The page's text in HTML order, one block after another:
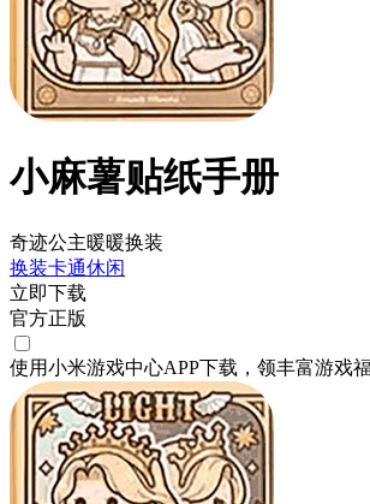
小麻薯贴纸手册
奇迹公主暖暖换装
换装卡通休闲
立即下载
官方正版
使用小米游戏中心APP下载 ，领丰富游戏